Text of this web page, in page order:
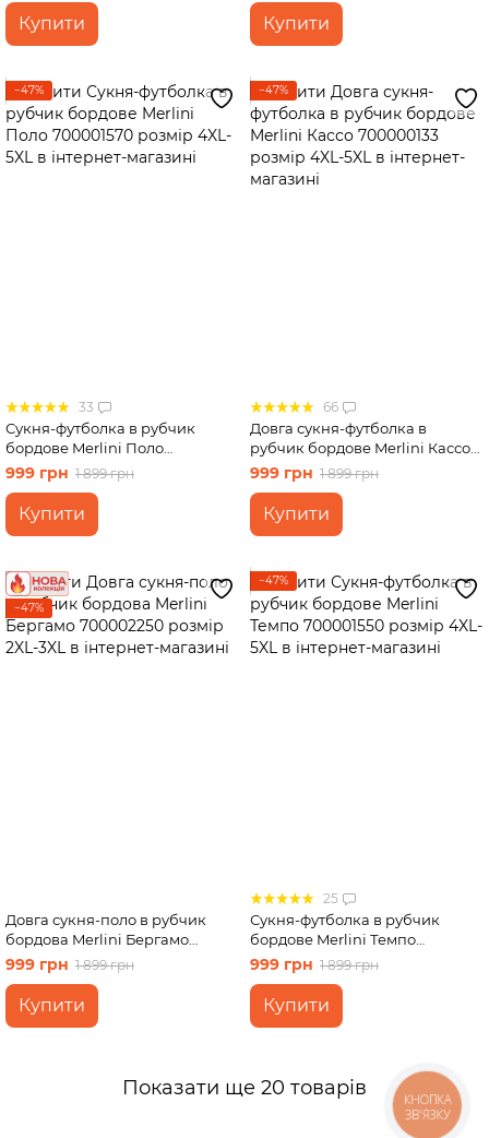
Купити Купити
−47%
33
Сукня-футболка в рубчик
бордове Merlini Поло
700001570 розмір 4XL-5XL
999 грн 1 899 грн
Купити
−47%
66
Довга сукня-футболка в
рубчик бордове Merlini Кассо
700000133 розмір 4XL-5XL
999 грн 1 899 грн
Купити
−47%
Довга сукня-поло в рубчик
бордова Merlini Бергамо
700002250 розмір 2XL-3XL
999 грн 1 899 грн
Купити
−47%
25
Сукня-футболка в рубчик
бордове Merlini Темпо
700001550 розмір 4XL-5XL
999 грн 1 899 грн
Купити
Показати ще 20 товарів
КНОПКА
ЗВ'ЯЗКУ